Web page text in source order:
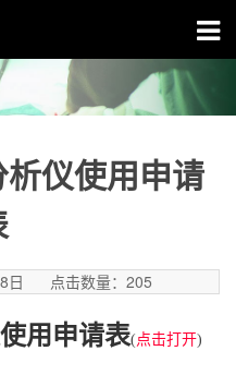
仪使用申请
日 点击数量： 205
用申请表(点击打开)